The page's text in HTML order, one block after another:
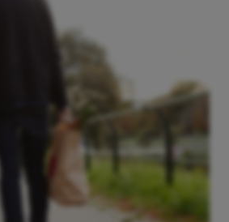
vyn med mobilens rörelse.